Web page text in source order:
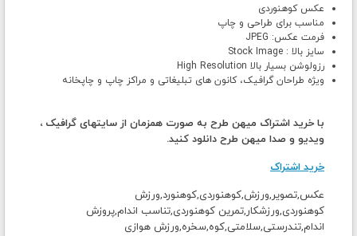
عکس کوهنوردی
مناسب برای طراحی و چاپ
فرمت عکس: JPEG
سایز بالا : Stock Image
رزولوشن بسیار بالا High Resolution
ویژه طراحان گرافیک، کانون های تبلیغاتی و مراکز چاپ و چاپخانه
با خرید اشتراک میهن طرح به صورت همزمان از سایتهای گرافیک ،
ویدیو و صدا میهن طرح دانلود کنید.
خرید اشتراک
عکس,تصویر,ورزش,کوهنوردی,کوهنورد,ورزش
کوهنوردی,ورزشکار,تمرین کوهنوردی,تناسب اندام,پروزش
اندام,تندرستی,سلامتی,کوه,سخره,ورزش هوازی